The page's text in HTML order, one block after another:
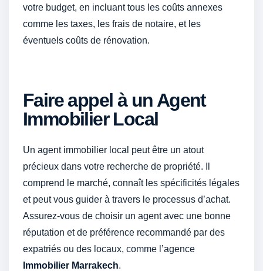
votre budget, en incluant tous les coûts annexes
comme les taxes, les frais de notaire, et les
éventuels coûts de rénovation.
Faire appel à un Agent
Immobilier Local
Un agent immobilier local peut être un atout
précieux dans votre recherche de propriété. Il
comprend le marché, connaît les spécificités légales
et peut vous guider à travers le processus d’achat.
Assurez-vous de choisir un agent avec une bonne
réputation et de préférence recommandé par des
expatriés ou des locaux, comme l’agence
Immobilier Marrakech.